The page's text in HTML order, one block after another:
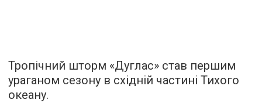
Тропічний шторм «Дуглас» став першим
ураганом сезону в східній частині Тихого
океану.